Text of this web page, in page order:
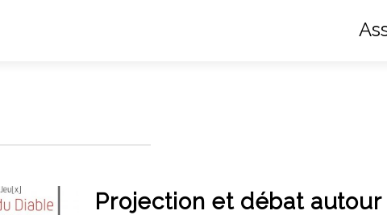
Projection et débat autour